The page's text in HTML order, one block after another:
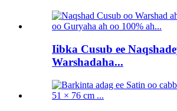
Iibka Cusub ee
Warshadaha...